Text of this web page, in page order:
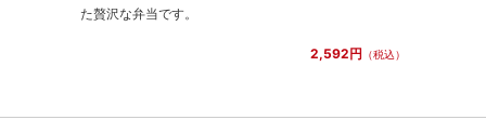
た贅沢な弁当です。
2,592円 （税込）